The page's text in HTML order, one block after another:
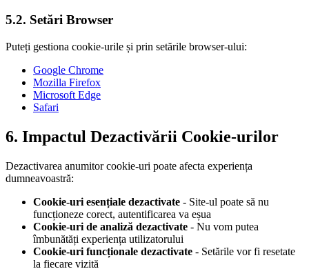
5.2. Setări Browser
Puteți gestiona cookie-urile și prin setările browser-ului:
Google Chrome
Mozilla Firefox
Microsoft Edge
Safari
6. Impactul Dezactivării Cookie-urilor
Dezactivarea anumitor cookie-uri poate afecta experiența
dumneavoastră:
Cookie-uri esențiale dezactivate - Site-ul poate să nu
funcționeze corect, autentificarea va eșua
Cookie-uri de analiză dezactivate - Nu vom putea
îmbunătăți experiența utilizatorului
Cookie-uri funcționale dezactivate - Setările vor fi resetate
la fiecare vizită